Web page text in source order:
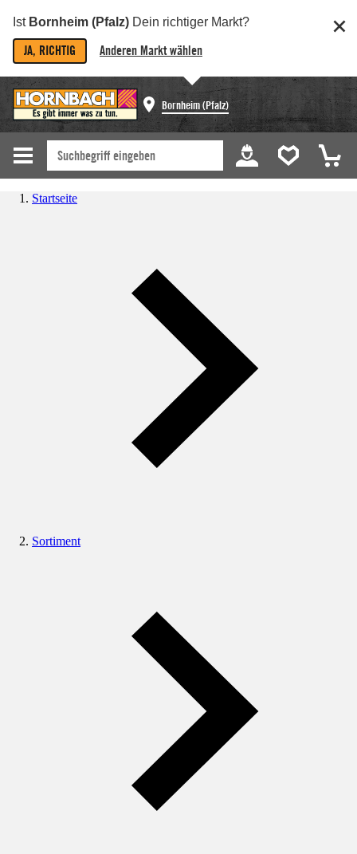
Ist Bornheim (Pfalz) Dein richtiger Markt?
JA, RICHTIG Anderen Markt wählen
Bornheim (Pfalz)
Startseite
Sortiment